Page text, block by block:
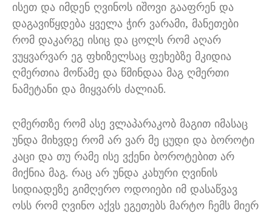
ისეთ და იმდენ ღვინოს იშოვი გააფრენ და
დაგავიწყდება ყველა ჭირ ვარამი, მანეთები
რომ დაკარგე ისიც და ცოლს რომ აღარ
ვუყვარვარ ეგ ფხიზელსაც ფეხებზე მკიდია
ღმერთია მოწამე და წმინდაა მაგ ღმერთი
ნამეტანი და მიყვარს ძალიან.
ღმერთზე რომ ასე ვლაპარაკობ მაგით იმასაც
უნდა მიხვდე რომ არ ვარ მე ცუდი და ბოროტი
კაცი და თუ რამე ისე ვქენი ბოროტებით არ
მიქნია მაგ. რაც არ უნდა კახური ღვინის
სიდიადეზე გიმღერო ოდოიები იმ დასაწვავ
ოსს რომ ღვინო აქვს ეგეთებს მარტო ჩემს მიერ